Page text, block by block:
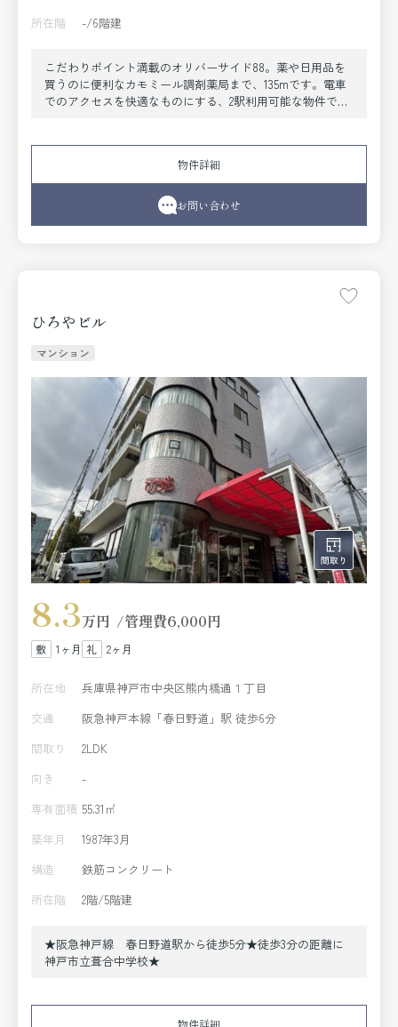
所在階
-/6階建
こだわりポイント満載のオリバーサイド88。薬や日用品を
買うのに便利なカモミール調剤薬局まで、135mです。電車
でのアクセスを快適なものにする、2駅利用可能な物件で
す。
物件詳細
お問い合わせ
ひろやビル
マンション
8.3万円 管理費6,000円
1ヶ月 2ヶ月
所在地
兵庫県神戸市中央区熊内橋通１丁目
交通
阪急神戸本線「春日野道」駅 徒歩6分
間取り
2LDK
向き
-
専有面積 55.31㎡
築年月
1987年3月
構造
鉄筋コンクリート
所在階
2階/5階建
★阪急神戸線 春日野道駅から徒歩5分★徒歩3分の距離に
神戸市立葺合中学校★
物件詳細